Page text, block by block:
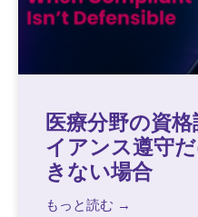
医療分野の資
イアンス遵守
きない場合
もっと読む →